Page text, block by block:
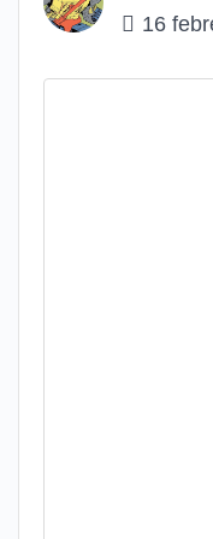
16